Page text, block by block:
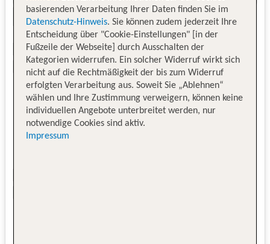
basierenden Verarbeitung Ihrer Daten finden Sie im
Datenschutz-Hinweis. Sie können zudem jederzeit Ihre
Entscheidung über "Cookie-Einstellungen" [in der
Fußzeile der Webseite] durch Ausschalten der
Kategorien widerrufen. Ein solcher Widerruf wirkt sich
nicht auf die Rechtmäßigkeit der bis zum Widerruf
erfolgten Verarbeitung aus. Soweit Sie „Ablehnen“
wählen und Ihre Zustimmung verweigern, können keine
individuellen Angebote unterbreitet werden, nur
notwendige Cookies sind aktiv.
Impressum